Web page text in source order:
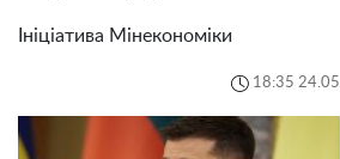
Ініціатива Мінекономіки
18:35 24.05